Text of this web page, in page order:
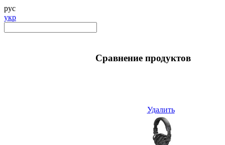
рус
укр
Сравнение продуктов
Удалить